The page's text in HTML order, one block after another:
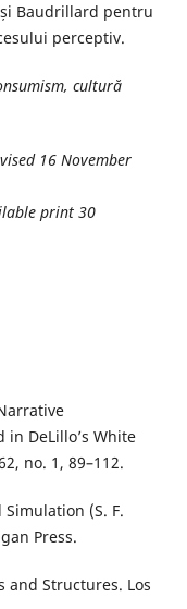
Baudrillard pentru
perceptiv.
cultură
16 November
print 30
DeLillo’s White
no. 1, 89–112.
(S. F.
Press.
and Structures. Los